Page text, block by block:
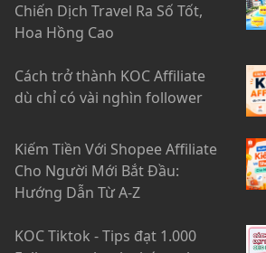
Chiến Dịch Travel Ra Số Tốt,
Hoa Hồng Cao
Cách trở thành KOC Affiliate
dù chỉ có vài nghìn follower
Kiếm Tiền Với Shopee Affiliate
Cho Người Mới Bắt Đầu:
Hướng Dẫn Từ A-Z
KOC Tiktok - Tips đạt 1.000